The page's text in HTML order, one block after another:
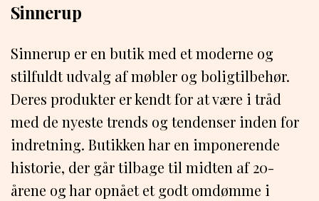
Sinnerup
Sinnerup er en butik med et moderne og
stilfuldt udvalg af møbler og boligtilbehør.
Deres produkter er kendt for at være i tråd
med de nyeste trends og tendenser inden for
indretning. Butikken har en imponerende
historie, der går tilbage til midten af 20-
årene og har opnået et godt omdømme i